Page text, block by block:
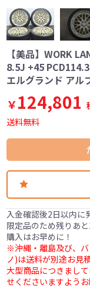
【美品】WORK
8.5J +45
エルグランド アル
￥124,801
送料無料
入金確認後2日以内に
限定品のため残りあ
購入はお早めに！
※沖縄・離島及び、
ノ)は送料が別途お見
大型商品につきまし
せくださいますようお